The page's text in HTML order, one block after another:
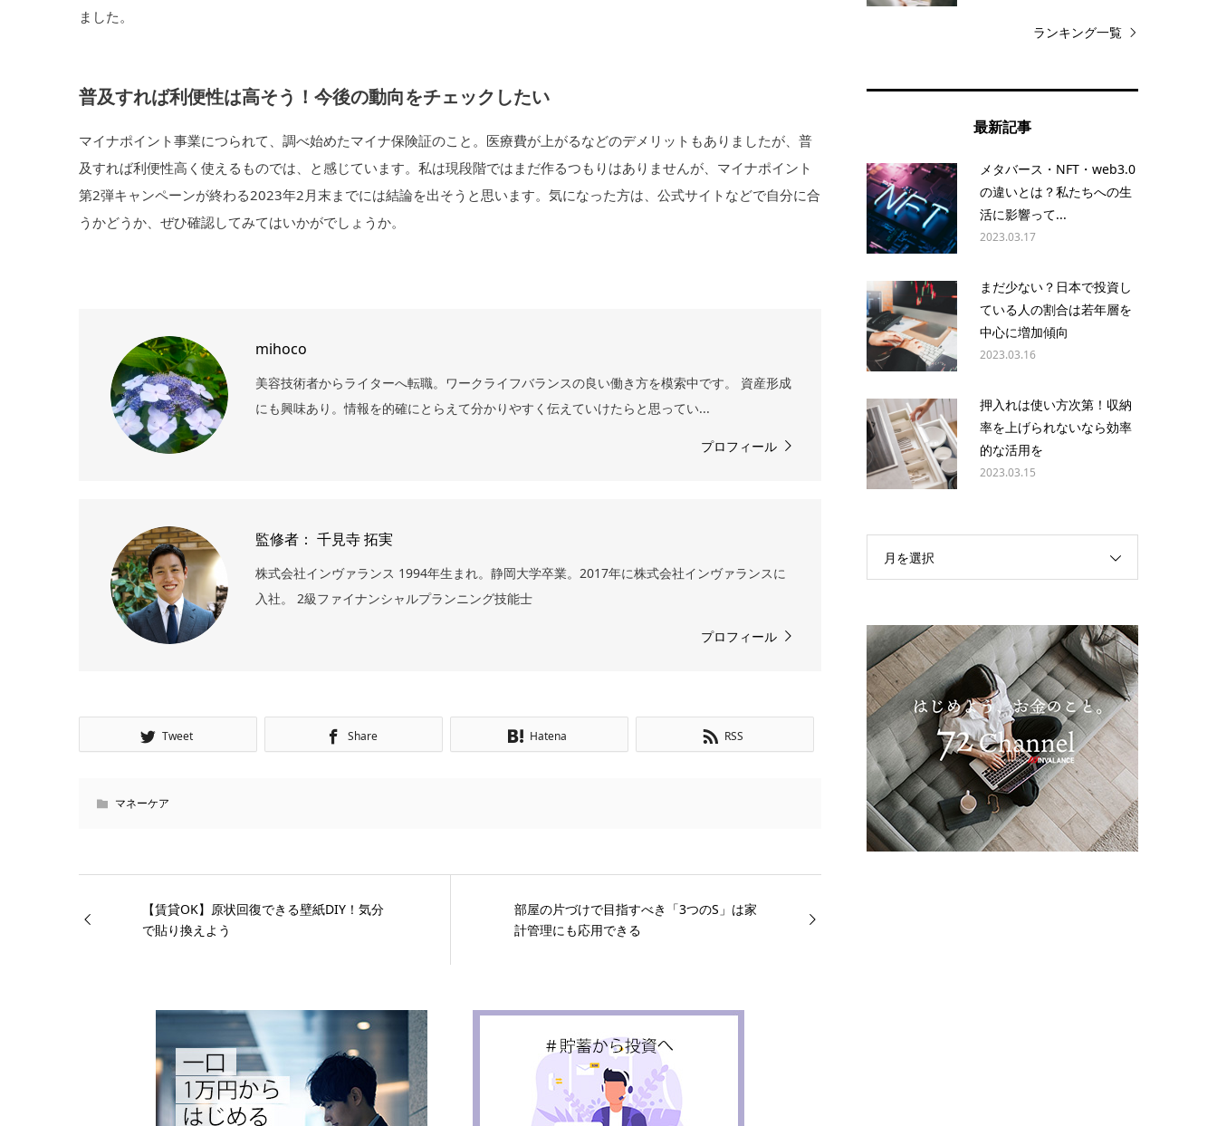
ました。
普及すれば利便性は高そう！今後の動向をチェックしたい
マイナポイント事業につられて、調べ始めたマイナ保険証のこと。医療費が上がるなどのデメリットもありましたが、普
及すれば利便性高く使えるものでは、と感じています。私は現段階ではまだ作るつもりはありませんが、マイナポイント
第2弾キャンペーンが終わる2023年2月末までには結論を出そうと思います。気になった方は、公式サイトなどで自分に合
うかどうか、ぜひ確認してみてはいかがでしょうか。
mihoco
美容技術者からライターへ転職。ワークライフバランスの良い働き方を模索中です。 資産形成
にも興味あり。情報を的確にとらえて分かりやすく伝えていけたらと思ってい...
プロフィール
監修者： 千見寺 拓実
株式会社インヴァランス 1994年生まれ。静岡大学卒業。2017年に株式会社インヴァランスに
入社。 2級ファイナンシャルプランニング技能士
プロフィール
Tweet Share Hatena RSS
マネーケア
【賃貸OK】原状回復できる壁紙DIY！気分
で貼り換えよう
部屋の片づけで目指すべき「3つのS」は家
計管理にも応用できる
ランキング一覧
最新記事
メタバース・NFT・web3.0
の違いとは？私たちへの生
活に影響って...
2023.03.17
まだ少ない？日本で投資し
ている人の割合は若年層を
中心に増加傾向
2023.03.16
押入れは使い方次第！収納
率を上げられないなら効率
的な活用を
2023.03.15
月を選択